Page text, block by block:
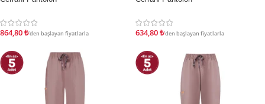
864,80₺'den başlayan fiyatlarla 634,80₺'den başlayan fiyatlarla